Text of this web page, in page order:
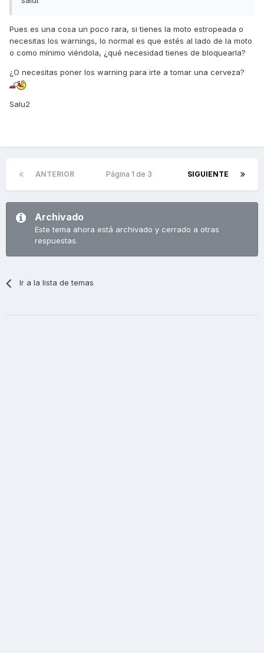
Pues es una cosa un poco rara, si tienes la moto estropeada o
necesitas los warnings, lo normal es que estés al lado de la moto
o como mínimo viéndola, ¿qué necesidad tienes de bloquearla?
¿O necesitas poner los warning para irte a tomar una cerveza?
Salu2
ANTERIOR SIGUIENTE
Página 1 de 3
Archivado
Este tema ahora está archivado y cerrado a otras
respuestas.
Ir a la lista de temas